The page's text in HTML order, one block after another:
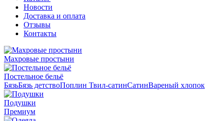
Новости
Доставка и оплата
Отзывы
Контакты
Махровые простыни
Постельное бельё
БязьБязь детствоПоплин Твил-сатинСатинВареный хлопок
Подушки
Премиум